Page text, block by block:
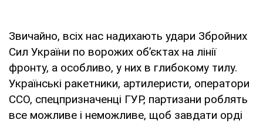
Звичайно, всіх нас надихають удари Збройних
Сил України по ворожих об’єктах на лінії
фронту, а особливо, у них в глибокому тилу.
Українські ракетники, артилеристи, оператори
ССО, спецпризначенці ГУР, партизани роблять
все можливе і неможливе, щоб завдати орді